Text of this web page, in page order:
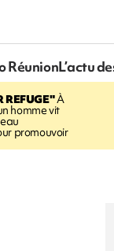
RéunionL’actu
REFUGE"À
homme vit
promouvoir